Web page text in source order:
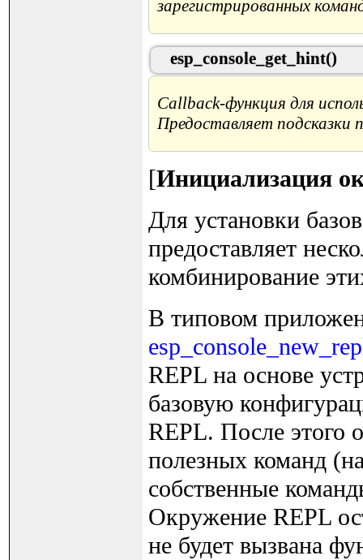
зарегистрированных
esp_console_get_hint()
Callback-функция для
Предоставляет подсказки
[Инициализация
Для установки
предоставляет
комбинирование
В типовом
REPL на основе
базовую
REPL. После этого
полезных команд
собственные
Окружение REPL
не будет вызвана